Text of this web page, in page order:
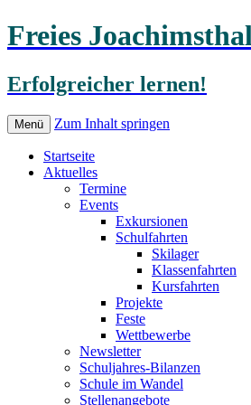
Freies
Erfolgreicher lernen!
Menü Zum Inhalt springen
Startseite
Aktuelles
Termine
Events
Exkursionen
Schulfahrten
Skilager
Klassenfahrten
Kursfahrten
Projekte
Feste
Wettbewerbe
Newsletter
Schuljahres-Bilanzen
Schule im Wandel
Stellenangebote